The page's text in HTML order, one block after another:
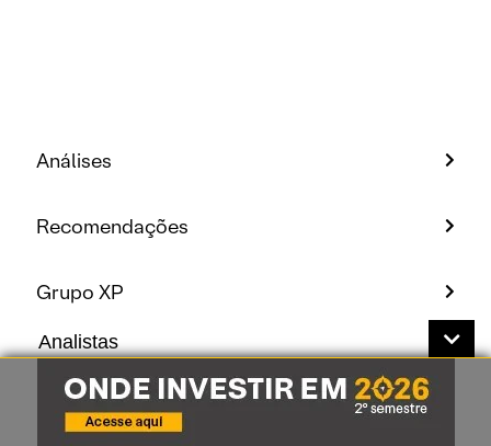
Análises
Recomendações
Grupo XP
Analistas
Conheça nossos analistas